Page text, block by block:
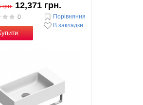
грн. 12,371 грн.
0
Порівняння
В закладки